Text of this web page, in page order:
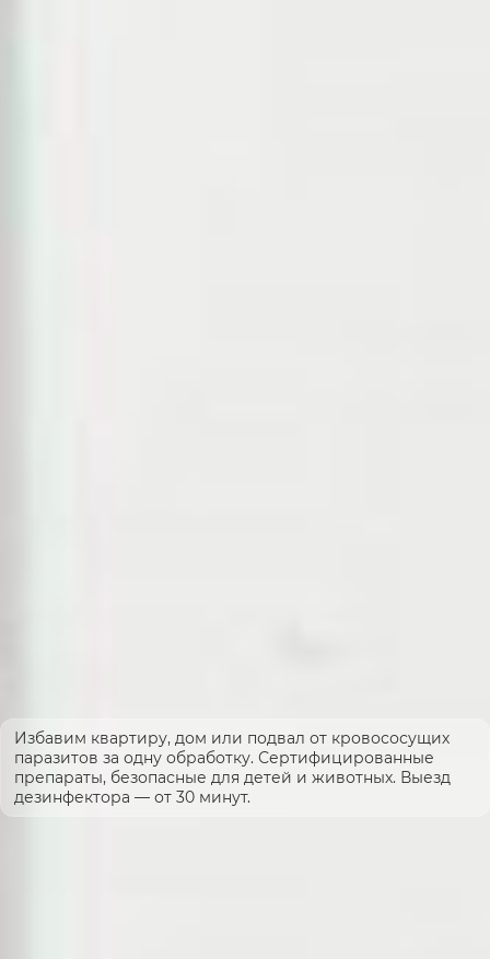
Избавим квартиру, дом или подвал от кровососущих
паразитов за одну обработку. Сертифицированные
препараты, безопасные для детей и животных. Выезд
дезинфектора — от 30 минут.